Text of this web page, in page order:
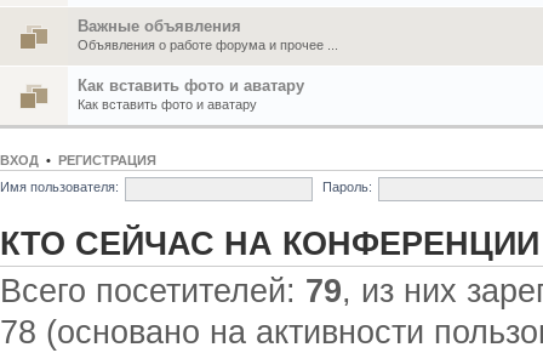
Важные объявления
Объявления о работе форума и прочее ...
Как вставить фото и аватару
Как вставить фото и аватару
ВХОД • РЕГИСТРАЦИЯ
Имя пользователя:
Пароль:
КТО СЕЙЧАС НА КОНФЕРЕНЦИИ
Всего посетителей: 79, из них
78 (основано на активности